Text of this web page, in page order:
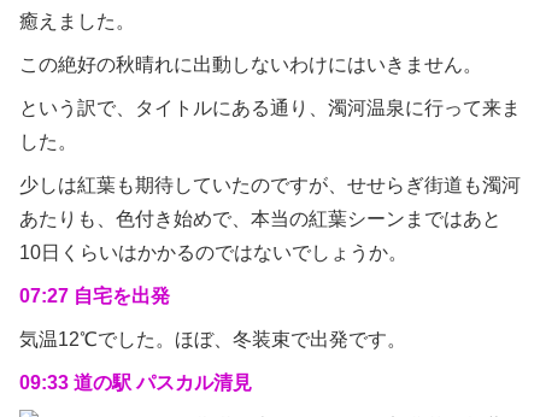
癒えました。
この絶好の秋晴れに出動しないわけにはいきません。
という訳で、タイトルにある通り、濁河温泉に行って来ま
した。
少しは紅葉も期待していたのですが、せせらぎ街道も濁河
あたりも、色付き始めで、本当の紅葉シーンまではあと
10日くらいはかかるのではないでしょうか。
07:27 自宅を出発
気温12℃でした。ほぼ、冬装束で出発です。
09:33 道の駅 パスカル清見